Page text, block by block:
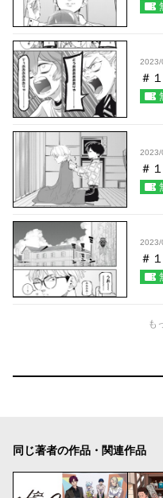
2023/
＃
2023/
＃
2023/
＃
も
同じ著者の作品・関連作品